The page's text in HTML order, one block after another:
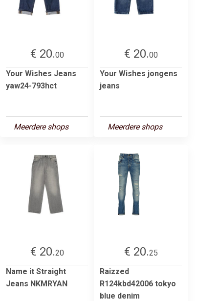
€ 20.00
Your Wishes Jeans
yaw24-793hct
Meerdere shops
€ 20.00
Your Wishes jongens
jeans
Meerdere shops
€ 20.20
Name it Straight
Jeans NKMRYAN
€ 20.25
Raizzed
R124kbd42006 tokyo
blue denim